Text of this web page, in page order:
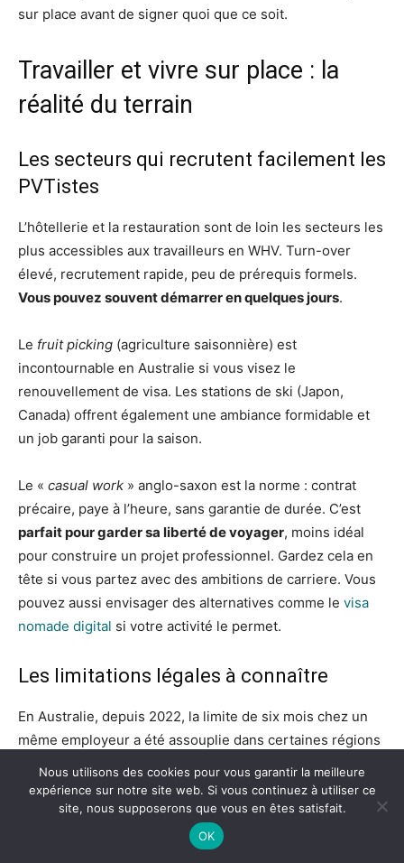
sur place avant de signer quoi que ce soit.
Travailler et vivre sur place : la
réalité du terrain
Les secteurs qui recrutent facilement les
PVTistes
L’hôtellerie et la restauration sont de loin les secteurs les
plus accessibles aux travailleurs en WHV. Turn-over
élevé, recrutement rapide, peu de prérequis formels.
Vous pouvez souvent démarrer en quelques jours.
Le fruit picking (agriculture saisonnière) est
incontournable en Australie si vous visez le
renouvellement de visa. Les stations de ski (Japon,
Canada) offrent également une ambiance formidable et
un job garanti pour la saison.
Le « casual work » anglo-saxon est la norme : contrat
précaire, paye à l’heure, sans garantie de durée. C’est
parfait pour garder sa liberté de voyager, moins idéal
pour construire un projet professionnel. Gardez cela en
tête si vous partez avec des ambitions de carriere. Vous
pouvez aussi envisager des alternatives comme le visa
nomade digital si votre activité le permet.
Les limitations légales à connaître
En Australie, depuis 2022, la limite de six mois chez un
même employeur a été assouplie dans certaines régions
et filières. C’est une bonne nouvelle pour ceux qui
veulent s’investir dans un poste plus stable. Au Canada,
les règles sont différentes selon le type de permis
obtenu dans le cadre d’EIC. Renseignez-vous auprès du
Nous utilisons des cookies pour vous garantir la meilleure
expérience sur notre site web. Si vous continuez à utiliser ce
site, nous supposerons que vous en êtes satisfait.
OK